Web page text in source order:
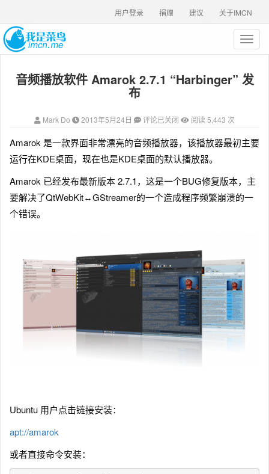
关于IMCN
建议
捐赠
用户登录
T
o
g
l
v
i
t
i
音频播放软件 Amarok 2.7.1 “Harbinger” 发
布
Mark Do 2013年5月24日 评论已关闭 阅读 5,443 次
Amarok 是一款界面非常漂亮的音频播放器，该播放器最初主要
运行在KDE桌面，现在也是KDE桌面的默认播放器。
Amarok 已经发布最新版本 2.7.1，这是一个BUG修复版本，主
要解决了QtWebKit↔GStreamer的一个造成程序频繁崩溃的一
个错误。
Ubuntu 用户点击链接安装：
apt://amarok
或者直接命令安装：